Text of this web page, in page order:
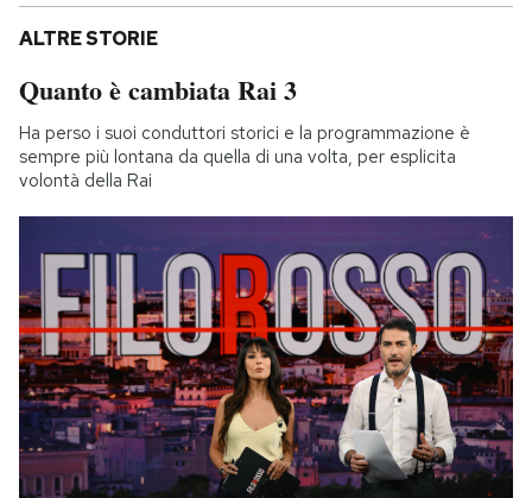
ALTRE STORIE
Quanto è cambiata Rai 3
Ha perso i suoi conduttori storici e la programmazione è
sempre più lontana da quella di una volta, per esplicita
volontà della Rai